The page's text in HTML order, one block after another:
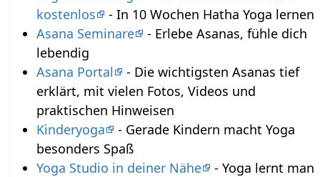
kostenlos
- In 10 Wochen Hatha Yoga lernen
Asana Seminare
- Erlebe Asanas, fühle dich
lebendig
Asana Portal
- Die wichtigsten Asanas tief
erklärt, mit vielen Fotos, Videos und
praktischen Hinweisen
Kinderyoga
- Gerade Kindern macht Yoga
besonders Spaß
Yoga Studio in deiner Nähe
- Yoga lernt man